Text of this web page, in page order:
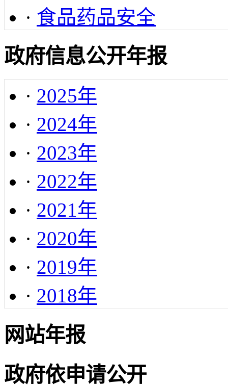
· 食品药品安全
政府信息公开年报
· 2025年
· 2024年
· 2023年
· 2022年
· 2021年
· 2020年
· 2019年
· 2018年
网站年报
政府依申请公开